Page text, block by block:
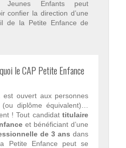
Jeunes Enfants peut
confier la direction d’une
de la Petite Enfance de
le CAP Petite Enfance
est ouvert aux personnes
diplôme équivalent)…
! Tout candidattitulaire
et bénéficiant d’une
de 3 ans dans
Petite Enfance peut se